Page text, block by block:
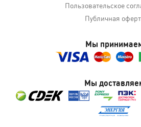
Пользовательское
Публичная
Мы
Мы